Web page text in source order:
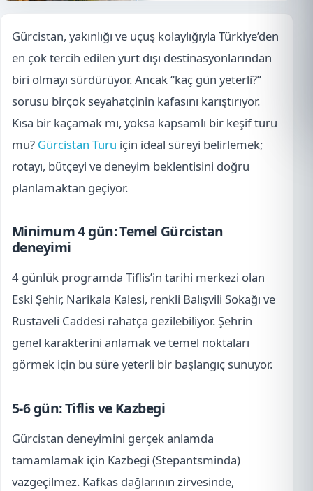
Gürcistan, yakınlığı ve uçuş kolaylığıyla Türkiye’den
en çok tercih edilen yurt dışı destinasyonlarından
biri olmayı sürdürüyor. Ancak “kaç gün yeterli?”
sorusu birçok seyahatçinin kafasını karıştırıyor.
Kısa bir kaçamak mı, yoksa kapsamlı bir keşif turu
mu? Gürcistan Turu için ideal süreyi belirlemek;
rotayı, bütçeyi ve deneyim beklentisini doğru
planlamaktan geçiyor.
Minimum 4 gün: Temel Gürcistan
deneyimi
4 günlük programda Tiflis’in tarihi merkezi olan
Eski Şehir, Narikala Kalesi, renkli Balışvili Sokağı ve
Rustaveli Caddesi rahatça gezilebiliyor. Şehrin
genel karakterini anlamak ve temel noktaları
görmek için bu süre yeterli bir başlangıç sunuyor.
5-6 gün: Tiflis ve Kazbegi
Gürcistan deneyimini gerçek anlamda
tamamlamak için Kazbegi (Stepantsminda)
vazgeçilmez. Kafkas dağlarının zirvesinde,